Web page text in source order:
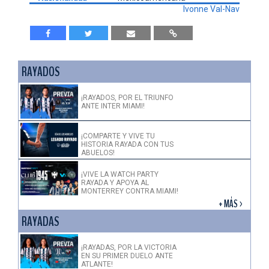
Ivonne Val-Nav
RAYADOS
¡RAYADOS, POR EL TRIUNFO
ANTE INTER MIAMI!
¡COMPARTE Y VIVE TU
HISTORIA RAYADA CON TUS
ABUELOS!
¡VIVE LA WATCH PARTY
RAYADA Y APOYA AL
MONTERREY CONTRA MIAMI!
+ MÁS >
RAYADAS
¡RAYADAS, POR LA VICTORIA
EN SU PRIMER DUELO ANTE
ATLANTE!